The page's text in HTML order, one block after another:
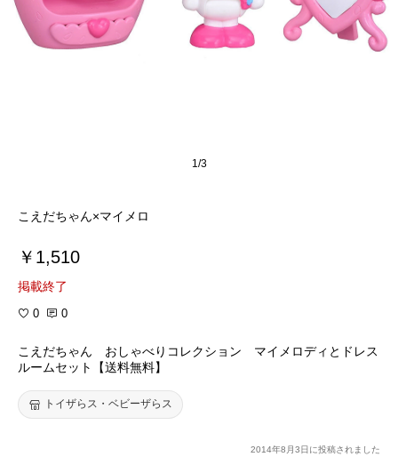
1/3
こえだちゃん×マイメロ
￥1,510
掲載終了
0 0
こえだちゃん おしゃべりコレクション マイメロディとドレス
ルームセット【送料無料】
トイザらス・ベビーザらス
2014年8月3日に投稿されました